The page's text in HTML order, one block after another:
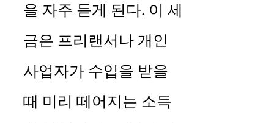
을 자주 듣게 된다. 이 세
금은 프리랜서나 개인
사업자가 수입을 받을
때 미리 떼어지는 소득